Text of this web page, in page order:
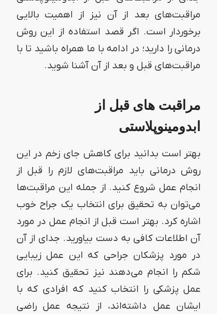
مراقبت‌های بعد از آن نیز از اهمیت بالایی
برخوردار است. اگر قصد استفاده از این روش
درمانی را دارید؛ در ادامه با ما همراه باشید تا با
مراقبت‌های قبل و بعد از آن آشنا شوید.
مراقبت های قبل از
ابدومینوپلاستی
بهتر است بدانید برای کاهش جای زخم در این
روش درمانی باید مراقبت‌های لازم را قبل از
انجام عمل شروع کنید. از جمله این مراقبت‌ها
می‌توان به تحقیق برای انتخاب یک جراح خوب
اشاره کرد. بهتر است قبل از انجام عمل در مورد
آن اطلاعات کافی به دست بیاورید. جدای از آن
در مورد پزشکان جراحی که این عمل زیبایی
شکم را انجام می‌دهند نیز تحقیق کنید. برای
عمل پزشکی را انتخاب کنید که افرادی که با
ایشان عمل داشته‌اند، از نتیجه عمل راضی